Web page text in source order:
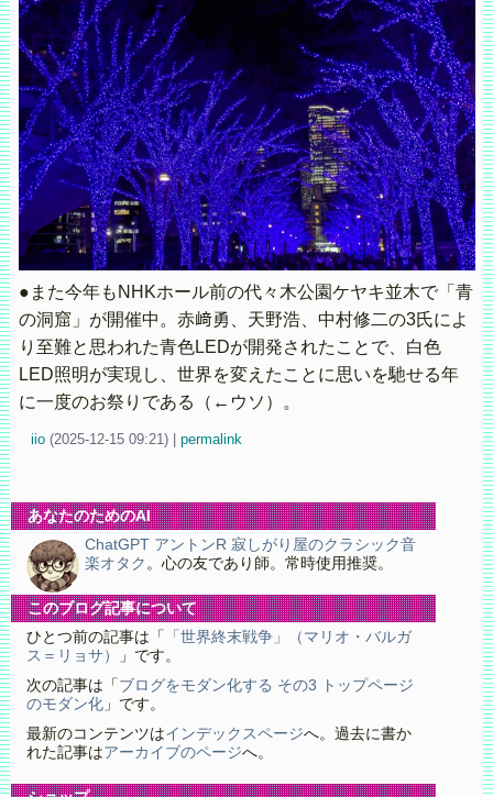
●また今年もNHKホール前の代々木公園ケヤキ並木で「青
の洞窟」が開催中。赤﨑勇、天野浩、中村修二の3氏によ
り至難と思われた青色LEDが開発されたことで、白色
LED照明が実現し、世界を変えたことに思いを馳せる年
に一度のお祭りである（←ウソ）。
iio (2025-12-15 09:21) permalink
あなたのためのAI
ChatGPT アントンR 寂しがり屋のクラシック音
楽オタク 。心の友であり師。常時使用推奨。
このブログ記事について
ひとつ前の記事は「
「世界終末戦争」（マリオ・バルガ
ス＝リョサ）
」です。
次の記事は「 ブログをモダン化する その3 トップページ
のモダン化」です。
最新のコンテンツはインデックスページへ。過去に書か
れた記事はアーカイブのページへ。